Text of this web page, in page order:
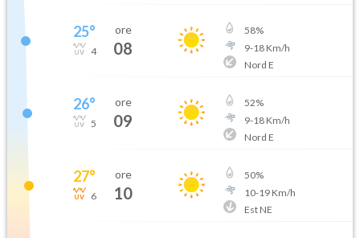
25°
4
ore
08
58%
9-18Km/h
Nord E
26°
5
ore
09
52%
9-18Km/h
Nord E
27°
6
ore
10
50%
10-19Km/h
Est NE